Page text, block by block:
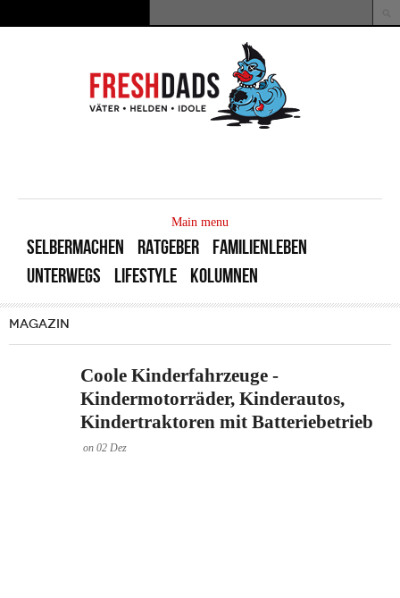
Suchformular
Main menu
SELBERMACHEN RATGEBER
FAMILIENLEBEN
UNTERWEGS
LIFESTYLE KOLUMNEN
MAGAZIN
Coole Kinderfahrzeuge -
Kindermotorräder, Kinderautos,
Kindertraktoren mit Batteriebetrieb
on 02 Dez